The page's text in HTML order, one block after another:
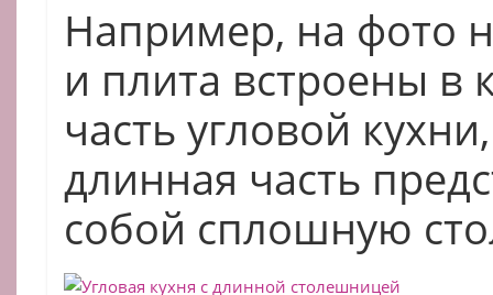
Например, на фото
и плита встроены в
часть угловой
длинная часть
собой сплошную